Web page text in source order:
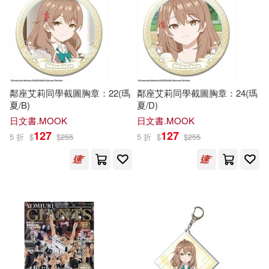
水嶋アリス(4) 永井みひな(4)
浅田結梨(4) 目黒ひな実(4)
秋吉花音(4) 竹町(4)
羽生ありさ(4) 花崎りこ(4)
速美もな(4) 逢見リカ(4)
高杉麻里(4)
カリマリカ(3)
ヤマハミュージックエンタテイン
メントホールディングス(2)
双葉社(2)
竹書房(2)
親子天下(2) CS.FRONT(1)
DragonFlyBooks(1)
Gakken(1)
鄰座艾莉同學截圖胸章：22(瑪
夏/B)
日文書.MOOK
5 折 $127 $255
鄰座艾莉同學截圖胸章：24(瑪
夏/D)
日文書.MOOK
5 折 $127 $255